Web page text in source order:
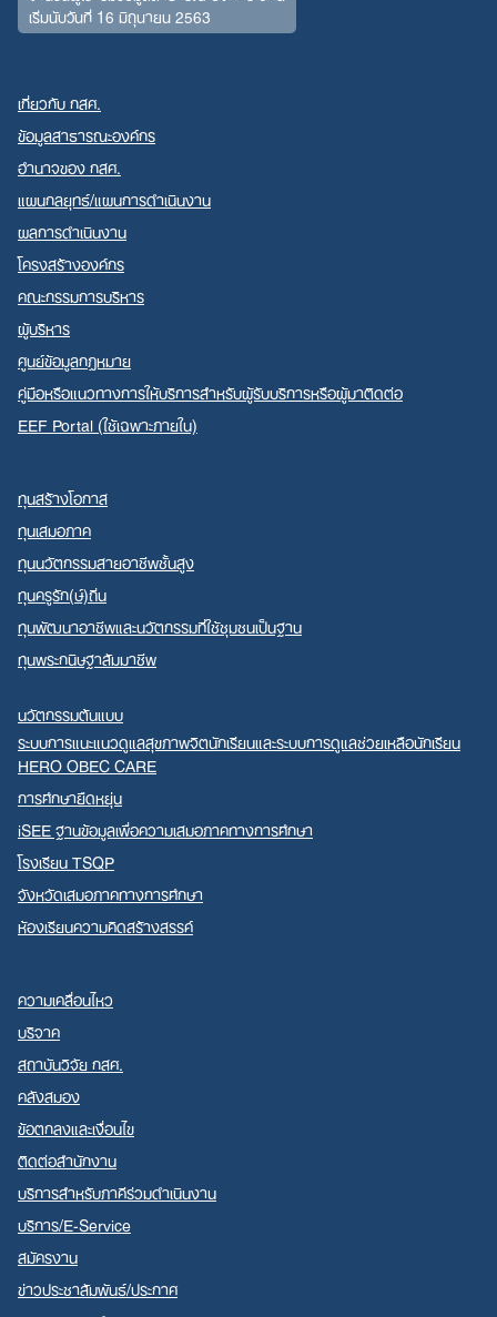
เริ่มนับวันที่ 16 มิถุนายน 2563
เกี่ยวกับ กสศ.
ข้อมูลสาธารณะองค์กร
อำนาจของ กสศ.
แผนกลยุทธ์/แผนการดำเนินงาน
ผลการดำเนินงาน
โครงสร้างองค์กร
คณะกรรมการบริหาร
ผู้บริหาร
ศูนย์ข้อมูลกฎหมาย
คู่มือหรือแนวทางการให้บริการสำหรับผู้รับบริการหรือผู้มาติดต่อ
EEF Portal (ใช้เฉพาะภายใน)
ทุนสร้างโอกาส
ทุนเสมอภาค
ทุนนวัตกรรมสายอาชีพชั้นสูง
ทุนครูรัก(ษ์)ถิ่น
ทุนพัฒนาอาชีพและนวัตกรรมที่ใช้ชุมชนเป็นฐาน
ทุนพระกนิษฐาสัมมาชีพ
นวัตกรรมต้นแบบ
ระบบการแนะแนวดูแลสุขภาพจิตนักเรียนและระบบการดูแลช่วยเหลือนักเรียน
HERO OBEC CARE
การศึกษายืดหยุ่น
iSEE ฐานข้อมูลเพื่อความเสมอภาคทางการศึกษา
โรงเรียน TSQP
จังหวัดเสมอภาคทางการศึกษา
ห้องเรียนความคิดสร้างสรรค์
ความเคลื่อนไหว
บริจาค
สถาบันวิจัย กสศ.
คลังสมอง
ข้อตกลงและเงื่อนไข
ติดต่อสำนักงาน
บริการสำหรับภาคีร่วมดำเนินงาน
บริการ/E-Service
สมัครงาน
ข่าวประชาสัมพันธ์/ประกาศ